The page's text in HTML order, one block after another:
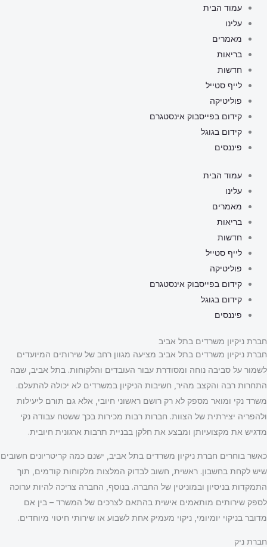
דילוג
לתוכן
עמוד הבית
עלינו
מאמרים
בריאות
חדשות
לייף סטייל
פוליטיקה
קידום בפייסבוק אינסטגרם
קידום בגוגל
פיננסים
עמוד הבית
עלינו
מאמרים
בריאות
חדשות
לייף סטייל
פוליטיקה
קידום בפייסבוק אינסטגרם
קידום בגוגל
פיננסים
חברת ניקיון משרדים בתל אביב
חברת ניקיון משרדים בתל אביב מציעה מגוון רחב של שירותים המיועדים
לשמור על סביבה נוחה ומסודרת עבור העובדים והלקוחות. בתל אביב, שבה
התחרות רבה והקצב מהיר, חשיבות הניקיון במשרדים לא יכולה להתעלם.
משרד נקי ומואר מספק לא רק רושם ראשוני חיובי, אלא גם תורם ליעילות
ולהפריה יצירתית של הצוות. חברות רבות מכירות בכך ששטח עבודה נקי
מדגיש את מקצועיותן ומבצע את חלקן בבניית תרבות ארגונית חיובית.
כאשר בוחרים חברת ניקיון משרדים בתל אביב, ישנם כמה קריטריונים חשובים
שיש לקחת בחשבון. ראשית, חשוב לבדוק המלצות מלקוחות קודמים, תוך
התמקדות בניסיון ובמוניטין של החברה. בנוסף, החברה צריכה להיות ערוכה
לספק שירותים מותאמים אישית בהתאם לצרכים של המשרד – בין אם
מדובר בניקוי יומיומי, ניקוי מעמיק אחת לשבוע או שירותי חיטוי מיוחדים.
חברת ניק